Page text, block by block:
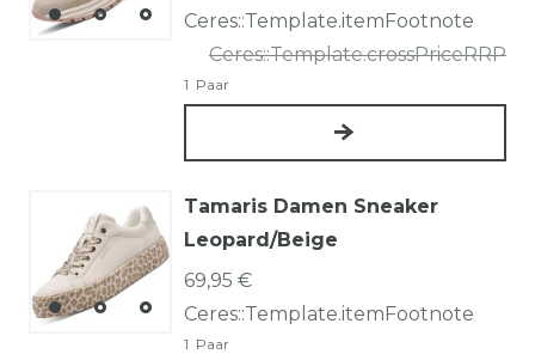
Ceres::Template.crossPriceRRP
Ceres::Template.itemFootnote
1 Paar
Tamaris Damen Sneaker
Leopard/Beige
69,95 €
Ceres::Template.itemFootnote
1 Paar